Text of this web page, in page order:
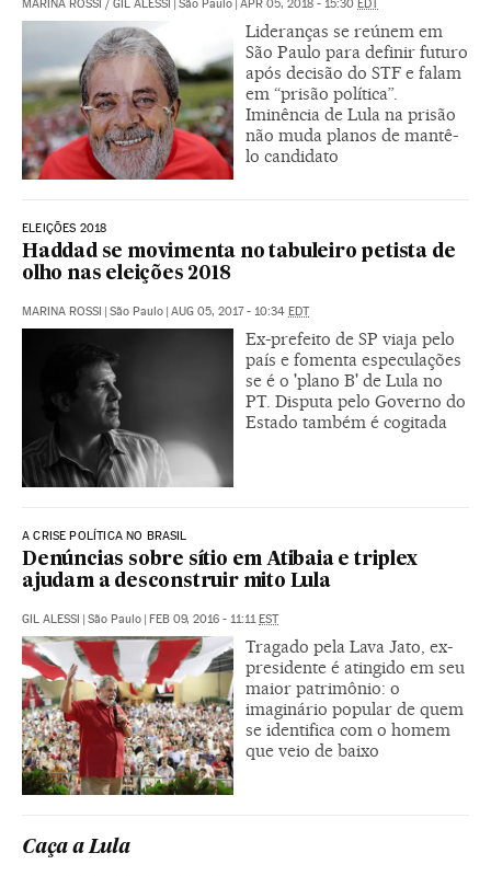
MARINA ROSSI / GIL ALESSI São Paulo APR 05, 2018 - 15:30 EDT
Lideranças se reúnem em
São Paulo para definir futuro
após decisão do STF e falam
em “prisão política”.
Iminência de Lula na prisão
não muda planos de mantê-
lo candidato
ELEIÇÕES 2018
Haddad se movimenta no tabuleiro petista de
olho nas eleições 2018
MARINA ROSSI São Paulo AUG 05, 2017 - 10:34 EDT
Ex-prefeito de SP viaja pelo
país e fomenta especulações
se é o 'plano B' de Lula no
PT. Disputa pelo Governo do
Estado também é cogitada
A CRISE POLÍTICA NO BRASIL
Denúncias sobre sítio em Atibaia e triplex
ajudam a desconstruir mito Lula
GIL ALESSI | São Paulo | FEB 09, 2016 - 11:11EST
Tragado pela Lava Jato, ex-
presidente é atingido em seu
maior patrimônio: o
imaginário popular de quem
se identifica com o homem
que veio de baixo
Caça a Lula